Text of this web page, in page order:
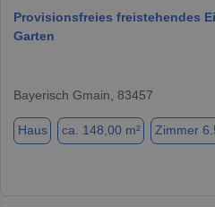
Provisionsfreies freistehendes
Garten
Bayerisch Gmain, 83457
Haus ca. 148,00 m² Zimmer